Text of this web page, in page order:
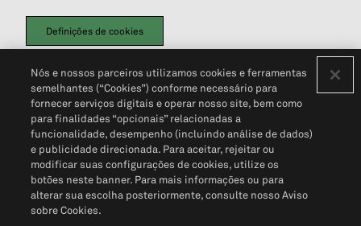
Definições de cookies
Política de PrivacidadePortal de privacidade do cliente (em inglês)
Não Venda Minhas Informações Pessoais© 2026 S&P Global
Nós e nossos parceiros utilizamos cookies e ferramentas
semelhantes (“Cookies”) conforme necessário para
fornecer serviços digitais e operar nosso site, bem como
para finalidades “opcionais” relacionadas a
funcionalidade, desempenho (incluindo análise de dados)
e publicidade direcionada. Para aceitar, rejeitar ou
modificar suas configurações de cookies, utilize os
botões neste banner. Para mais informações ou para
alterar sua escolha posteriormente, consulte nosso Aviso
sobre Cookies.